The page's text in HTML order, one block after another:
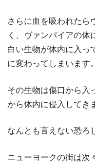
さらに血を吸われたら
く、ヴァンパイアの体
白い生物が体内に入っ
に変わってしまいます。
その生物は傷口から入
から体内に侵入してき
なんとも言えない恐ろ
ニューヨークの街は次